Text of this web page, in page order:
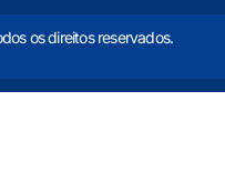
os direitos reservados.